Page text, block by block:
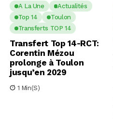
A La Une
Actualités
Top 14
Toulon
Transferts TOP 14
Transfert Top 14-RCT:
Corentin Mézou
prolonge à Toulon
jusqu’en 2029
1 Min(s)